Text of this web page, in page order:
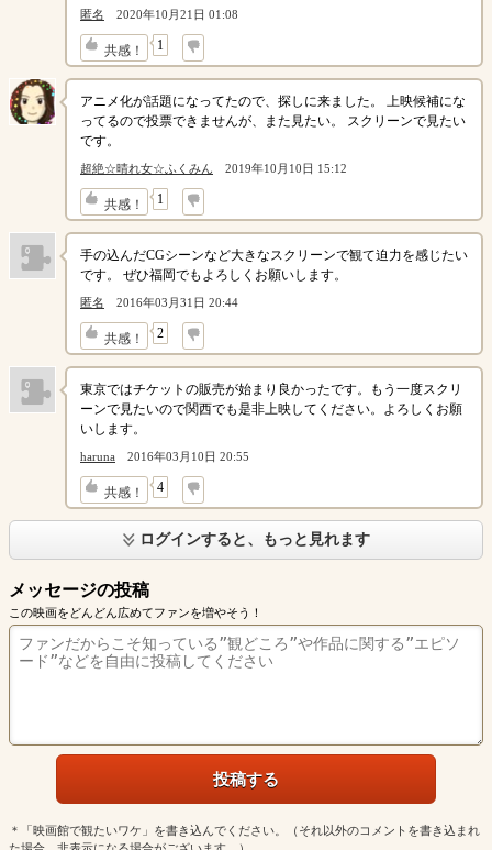
匿名 2020年10月21日 01:08
共感！ 1
↓
アニメ化が話題になってたので、探しに来ました。 上映候補にな
ってるので投票できませんが、また見たい。 スクリーンで見たい
です。
超絶☆晴れ女☆ふくみん 2019年10月10日 15:12
共感！ 1
↓
手の込んだCGシーンなど大きなスクリーンで観て迫力を感じたい
です。 ぜひ福岡でもよろしくお願いします。
匿名 2016年03月31日 20:44
共感！ 2
↓
東京ではチケットの販売が始まり良かったです。もう一度スクリ
ーンで見たいので関西でも是非上映してください。よろしくお願
いします。
haruna 2016年03月10日 20:55
共感！ 4
↓
ログインすると、もっと見れます
メッセージの投稿
この映画をどんどん広めてファンを増やそう！
＊「映画館で観たいワケ」を書き込んでください。（それ以外のコメントを書き込まれ